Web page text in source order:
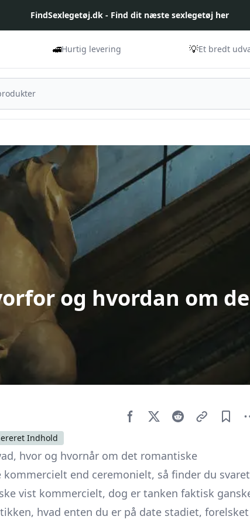
FindSexlegetøj.dk - Find dit næste sexlegetøj her
🚅Hurtig levering 💡Et bredt
og hvordan om
Indhold
hvor og hvornår om det romantiske
end ceremonielt, så finder du svaret
vist kommercielt, dog er tanken faktisk
hvad enten du er på date stadiet, forelsket